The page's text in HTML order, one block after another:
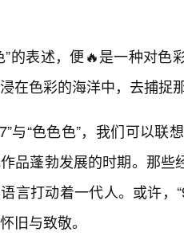
”的表述，便🔥是一种对
在色彩的海洋中，去捕捉
与“色色色”，我们可以
品蓬勃发展的时期。那
言打动着一代人。或许，
旧与致敬。